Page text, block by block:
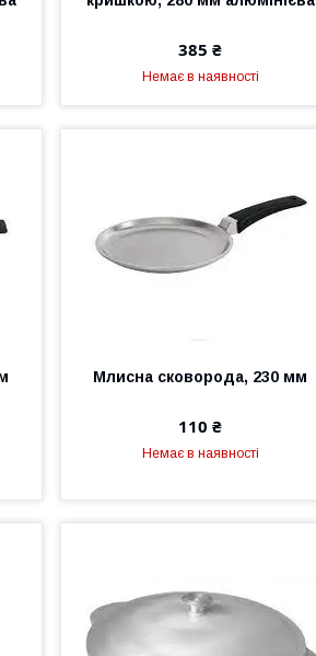
385 ₴
Немає в наявності
Млисна сковорода, 230 мм
110 ₴
Немає в наявності